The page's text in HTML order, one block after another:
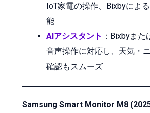
IoT家電の操作、Bixbyによ
能
AIアシスタント ：Bixbyまた
音声操作に対応し、天気・
確認もスムーズ
Samsung Smart Monitor M8